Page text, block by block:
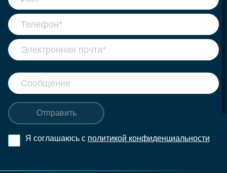
Отправить
Я соглашаюсь с политикой конфиденциальности